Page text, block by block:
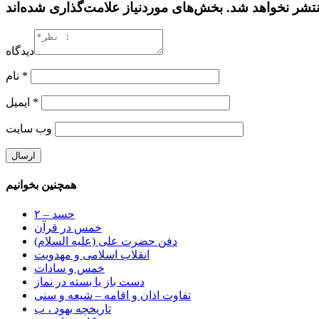
دیدگاه
*
*
وب‌ سایت
همچنین بخوانیم
حسد – ۲
خمس در قرآن
دفن حضرت علی (علیه السلام)
انقلاب اسلامی و مهدویت
خمس و سادات
دست باز یا بسته در نماز
تفاوت اذان و اقامه – شیعه و سنی
تاریخچه یهود ، ب